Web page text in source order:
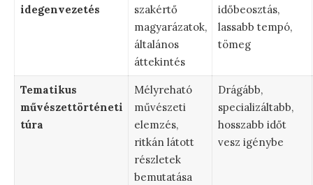
idegenvezetés
szakértő
magyarázatok,
általános
áttekintés
időbeosztás,
lassabb tempó,
tömeg
Tematikus
művészettörténeti
túra
Mélyreható
művészeti
elemzés,
ritkán látott
részletek
bemutatása
Drágább,
specializáltabb,
hosszabb időt
vesz igénybe